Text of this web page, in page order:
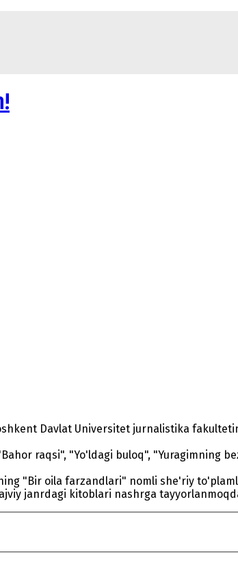
Davlat Universitet jurnalistika
raqsi", "Yo'ldagi buloq", "Yuragimning
"Bir oila farzandlari" nomli she'riy
janrdagi kitoblari nashrga